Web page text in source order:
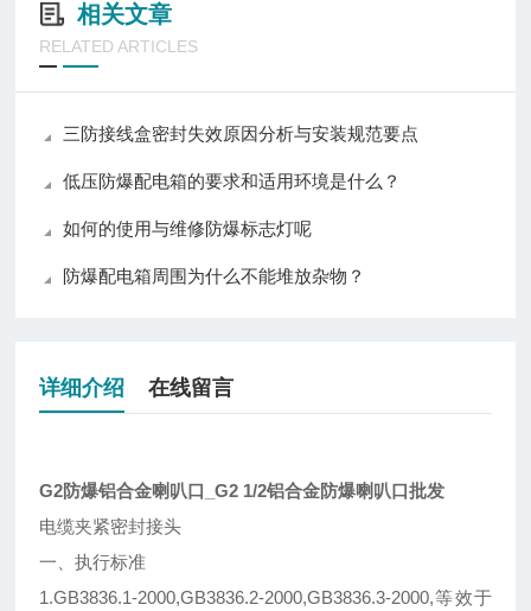
相关文章
RELATED ARTICLES
三防接线盒密封失效原因分析与安装规范要点
低压防爆配电箱的要求和适用环境是什么？
如何的使用与维修防爆标志灯呢
防爆配电箱周围为什么不能堆放杂物？
详细介绍 在线留言
G2防爆铝合金喇叭口_G2 1/2铝合金防爆喇叭口批发
电缆夹紧密封接头
一、执行标准
1.GB3836.1-2000,GB3836.2-2000,GB3836.3-2000,等效于